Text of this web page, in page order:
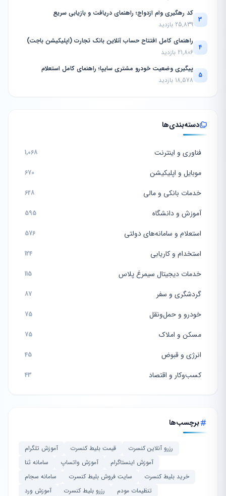
3
کد رهگیری وام ازدواج؛ راهنمای دریافت و بازیابی سریع
25,839 بازدید
4
راهنمای کامل افتتاح حساب آنلاین بانک تجارت (اپلیکیشن باجت)
21,806 بازدید
5
پیگیری وضعیت خودرو مشتری سایپا؛ راهنمای کامل استعلام
18,578 بازدید
دسته‌بندی‌ها
فناوری و اینترنت 1,068
موبایل و اپلیکیشن 670
خدمات بانکی و مالی 628
آموزش و دانشگاه 595
استعلام و سامانه‌های دولتی 576
استخدام و کاریابی 124
خدمات دیجیتال سیمرغ پلاس 115
گردشگری و سفر 87
خودرو و حمل‌ونقل 75
مسکن و املاک 75
انرژی و قبوض 45
کسب‌وکار و اقتصاد 43
برچسب‌ها
رزرو آنلاین کنسرت قیمت بلیط کنسرت
آموزش تلگرام
آموزش اینستاگرام
آموزش واتساپ
سامانه ثنا
خرید بلیط کنسرت
سایت فروش بلیط کنسرت
سامانه سجام
تنظیمات مودم
رزرو بلیط کنسرت آموزش ورد